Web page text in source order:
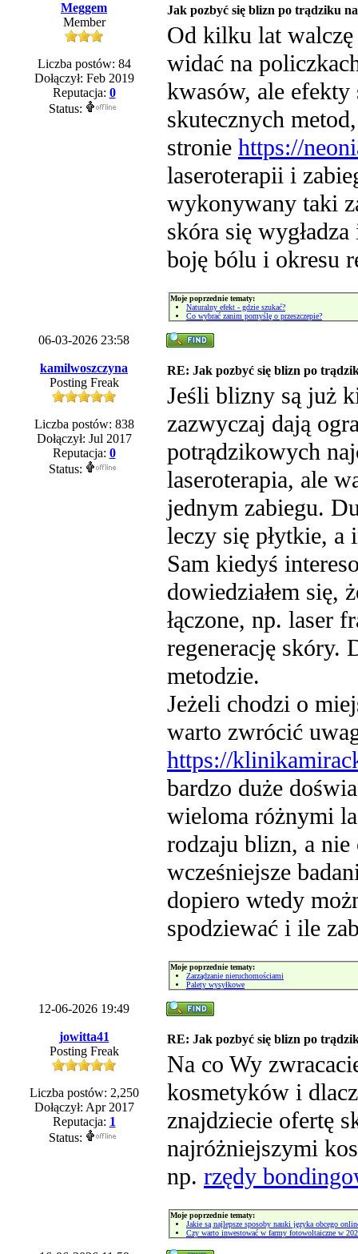
Meggem
Member
Liczba postów: 84
Dołączył: Feb 2019
Reputacja: 0
Status:
Jak pozbyć się blizn po trądziku
Od kilku lat
widać na
kwasów, ale efekty
skutecznych
stronie https://
laseroterapii i
wykonywany taki
skóra się
boję bólu i okresu
Moje poprzednie tematy:
Naturalny efekt - gdzie szukać?
Co wybrać zanim pomyślę o przeszczepie?
06-03-2026 23:58
kamilwoszczyna
Posting Freak
Liczba postów: 838
Dołączył: Jul 2017
Reputacja: 0
Status:
RE: Jak pozbyć się blizn po
Jeśli blizny są już
zazwyczaj dają
potrądzikowych
laseroterapia, ale
jednym zabiegu.
leczy się płytkie, a
Sam kiedyś
dowiedziałem się,
łączone, np. laser
regenerację skóry.
metodzie.
Jeżeli chodzi o
warto zwrócić
https://
bardzo duże
wieloma różnymi
rodzaju blizn, a
wcześniejsze
dopiero wtedy
spodziewać i ile
Moje poprzednie tematy:
Zarządzanie nieruchomościami
Palety wysyłkowe
12-06-2026 19:49
jowitta41
Posting Freak
Liczba postów: 2,250
Dołączył: Apr 2017
Reputacja: 1
Status:
RE: Jak pozbyć się blizn po
Na co Wy
kosmetyków i
znajdziecie ofertę
najróżniejszymi
np. rzędy
Moje poprzednie tematy:
Jakie są najlepsze sposoby nauki języka obcego
Czy warto inwestować w farmy fotowoltaiczne w